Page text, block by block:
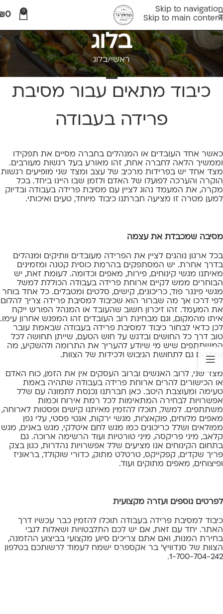
Skip to navigation
Skip to main content
0
0
בלוג
ראשי בלוג
בלוג
כיבוד מתאים עבור מסיבת
פרידה בעבודה
כאשר אחד העובדים או המנהלים בחברה מסיים את תפקידו
וממשיך הלאה לחברה אחת, זהו מאורע בעל רגשות מעורבים.
מצד אחד יש בפרידות מרכיב של עצב ומצד שני מופיעים רגשות
הוקרה והערכה לפועלו של האדם ולזמן שבו היינו ביחד. בכל
מקרה, את המעמד נהוג לציין עם מסיבת פרידה בעבודה ובדיוק
למען מטרה זו מציעה חברתנו כיבוד מיוחד, טעים ואיכותי.
מסיבה שמכבדת את עצמה
בכל ארגון נוהגים לציין את הפרידה מעובדים וותיקים ומנהלים
בדרך אחרת. יש המסתפקים בהרמת כוסית קטנה ומזמינים
מאיתנו מגשי קינוחים, פירות, מאפים וכדומה. לעומת זאת, יש
הבוחרים ממש לקיים ארוחת פרידה בעבודה הכוללת למשל
מגשי פינגר פוד, כריכונים, קישים, סלטים ומטבלים. כל אחד בוחר
לפי דרכו אך מה שברור הוא שכיבוד למסיבת פרידה צריך להלום
את המעמד. זהו זיכרון חשוב שהעובד או המנהל הפורש ייקח
איתו מהמקום, וגם מבחינת רוב העובדים זהו המפגש אחרון עימו.
לכן כדאי לבחור כיבוד למסיבת פרידה בעבודה שבאמת עובר
טוב דרך כל החושים ובדגש על חוש הטעם, שייתן תחושה לכל
המשתתפים שיש מי שיודע להעריך את התרומה ולהשקיע, מה
שיתרום גם לתחושת הגיבוש ולכידות של הצוות.
מצד שני, לרוב האנשים וברוב העסקים אין את הזמן, כוח האדם
או הכישורים להרים ארוחת פרידה בעבודה שתהיה באמת
טעימה ומעוצבת היטב. כאן חברתנו נכנסת לתמונה עם שלל
אפשרויות לבחירה המתאימות לכל רמת אירוח וכמות
משתתפים. למשל, תוכלו להזמין מאיתנו קישים ופסטות לארוחה,
מאפים מלוחים, פוקאצ'ות, מגשי ירקות, אנטי פסטי, עלי גפן
ממולאים ושלל כריכונים כמו מגש לחם איטלקי, מגש באנים, מגש
קלאב, מיני פריקסה, מיני טורטיות ועוד הרשימה ארוכה. גם
בתחום הקינוחים אנו מציעים שלל אפשרויות נהדרות, כגון בצק
פריך שקדים, קפקייקס, טרטלט מתוק, כדורי שוקולד, בראוניז
ופיצוחים, מאפים מתוקים ועוד.
לפרטים נוספים ועזרה מקצועית
כיבוד למסיבת פרידה בעבודה תוכלו להזמין כבר עכשיו דרך
האתר. יחד עם זאת, אם יש לכם התלבטויות ושאלות לגבי
בחירת המנות, ואם אתם צריכים סיוע מקצועי בביצוע ההזמנה,
הצוות של סנדוויץ' בר אקספרס ישמח לעמוד לרשותכם בטלפון
1-700-704-242.